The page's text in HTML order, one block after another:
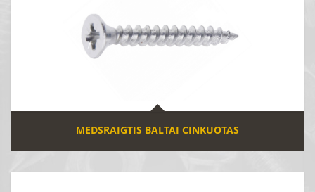
MEDSRAIGTIS BALTAI CINKUOTAS